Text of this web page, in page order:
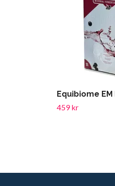
Equibiome
459 kr